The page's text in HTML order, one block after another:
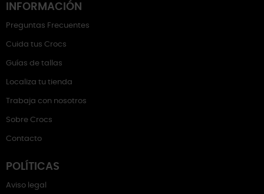
INFORMACIÓN
Preguntas Frecuentes
Cuida tus Crocs
Guías de tallas
Localiza tu tienda
Trabaja con nosotros
Sobre Crocs
Contacto
POLÍTICAS
Aviso legal